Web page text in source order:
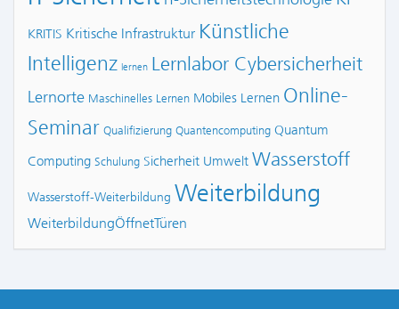
KRITIS Kritische Infrastruktur Künstliche
Intelligenz lernen Lernlabor Cybersicherheit
Lernorte Maschinelles Lernen Mobiles Lernen Online-
Seminar Qualifizierung Quantencomputing Quantum
Computing Schulung Sicherheit Umwelt Wasserstoff
Wasserstoff-Weiterbildung Weiterbildung
WeiterbildungÖffnetTüren